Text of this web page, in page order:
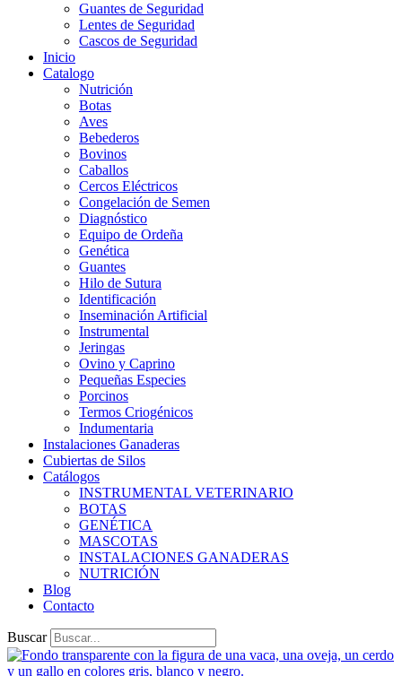
Guantes de Seguridad
Lentes de Seguridad
Cascos de Seguridad
Inicio
Catalogo
Nutrición
Botas
Aves
Bebederos
Bovinos
Caballos
Cercos Eléctricos
Congelación de Semen
Diagnóstico
Equipo de Ordeña
Genética
Guantes
Hilo de Sutura
Identificación
Inseminación Artificial
Instrumental
Jeringas
Ovino y Caprino
Pequeñas Especies
Porcinos
Termos Criogénicos
Indumentaria
Instalaciones Ganaderas
Cubiertas de Silos
Catálogos
INSTRUMENTAL VETERINARIO
BOTAS
GENÉTICA
MASCOTAS
INSTALACIONES GANADERAS
NUTRICIÓN
Blog
Contacto
Buscar